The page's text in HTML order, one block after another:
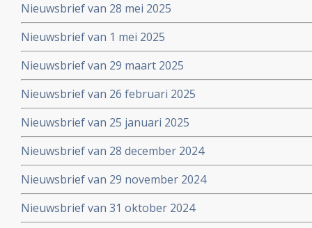
Nieuwsbrief van 28 mei 2025
Nieuwsbrief van 1 mei 2025
Nieuwsbrief van 29 maart 2025
Nieuwsbrief van 26 februari 2025
Nieuwsbrief van 25 januari 2025
Nieuwsbrief van 28 december 2024
Nieuwsbrief van 29 november 2024
Nieuwsbrief van 31 oktober 2024